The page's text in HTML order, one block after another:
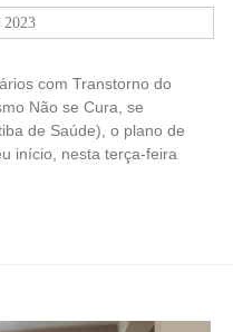
2023
com Transtorno do
Não se Cura, se
de Saúde), o plano de
início, nesta terça-feira